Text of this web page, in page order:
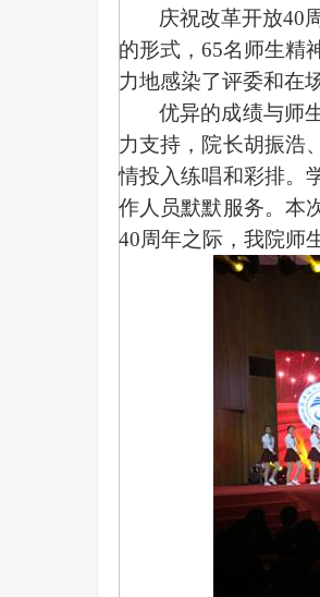
庆祝改革开放40
的形式， 65名师生精
力地感染了评委和在
优异的成绩与师
力支持，院长胡振浩
情投入练唱和彩排。
作人员默默服务。本
40周年之际，我院师